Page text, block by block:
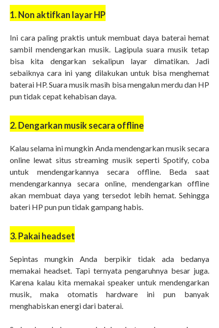
1. Non aktifkan layar HP
Ini cara paling praktis untuk membuat daya baterai hemat
sambil mendengarkan musik. Lagipula suara musik tetap
bisa kita dengarkan sekalipun layar dimatikan. Jadi
sebaiknya cara ini yang dilakukan untuk bisa menghemat
baterai HP. Suara musik masih bisa mengalun merdu dan HP
pun tidak cepat kehabisan daya.
2. Dengarkan musik secara offline
Kalau selama ini mungkin Anda mendengarkan musik secara
online lewat situs streaming musik seperti Spotify, coba
untuk mendengarkannya secara offline. Beda saat
mendengarkannya secara online, mendengarkan offline
akan membuat daya yang tersedot lebih hemat. Sehingga
bateri HP pun pun tidak gampang habis.
3. Pakai headset
Sepintas mungkin Anda berpikir tidak ada bedanya
memakai headset. Tapi ternyata pengaruhnya besar juga.
Karena kalau kita memakai speaker untuk mendengarkan
musik, maka otomatis hardware ini pun banyak
menghabiskan energi dari baterai.